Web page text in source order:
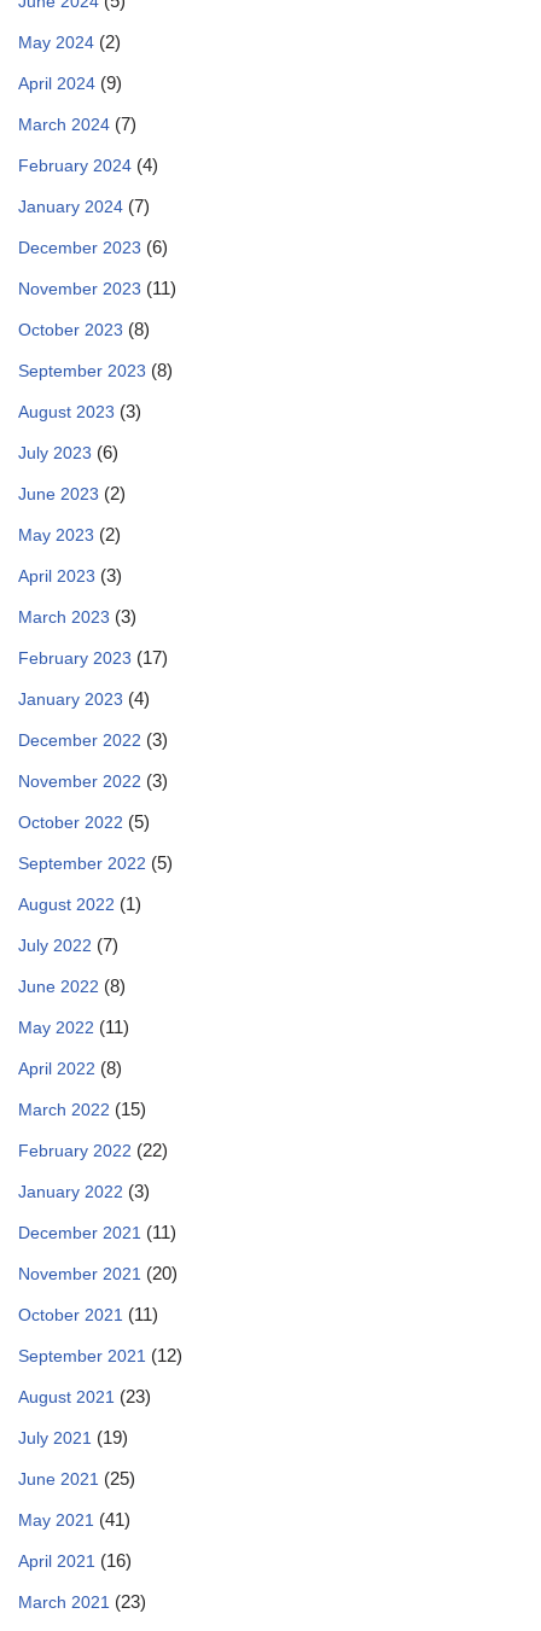
May 2024 (2)
April 2024 (9)
March 2024 (7)
February 2024 (4)
January 2024 (7)
December 2023 (6)
November 2023 (11)
October 2023 (8)
September 2023 (8)
August 2023 (3)
July 2023 (6)
June 2023 (2)
May 2023 (2)
April 2023 (3)
March 2023 (3)
February 2023 (17)
January 2023 (4)
December 2022 (3)
November 2022 (3)
October 2022 (5)
September 2022 (5)
August 2022 (1)
July 2022 (7)
June 2022 (8)
May 2022 (11)
April 2022 (8)
March 2022 (15)
February 2022 (22)
January 2022 (3)
December 2021 (11)
November 2021 (20)
October 2021 (11)
September 2021 (12)
August 2021 (23)
July 2021 (19)
June 2021 (25)
May 2021 (41)
April 2021 (16)
March 2021 (23)